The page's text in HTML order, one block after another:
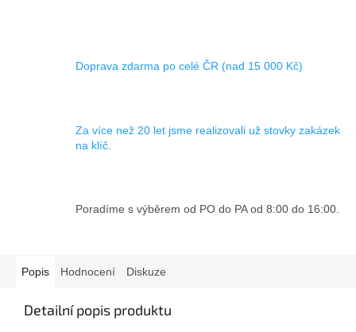
Doprava zdarma po celé ČR (nad 15 000 Kč)
Za více než 20 let jsme realizovali už stovky zakázek
na klíč.
Poradíme s výběrem od PO do PA od 8:00 do 16:00.
Popis Hodnocení Diskuze
Detailní popis produktu